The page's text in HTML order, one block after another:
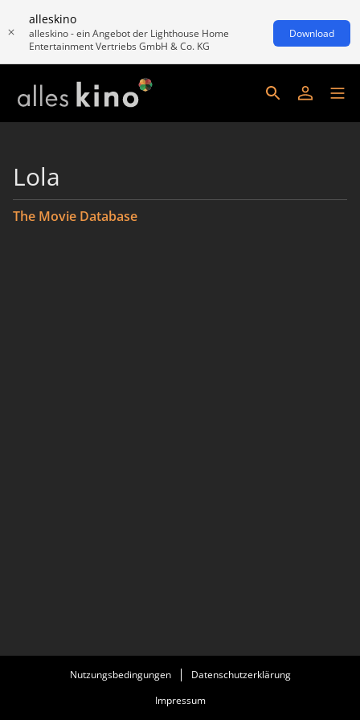
alleskino
alleskino - ein Angebot der Lighthouse Home
Entertainment Vertriebs GmbH & Co. KG
Download
Lola
The Movie Database
Nutzungsbedingungen
Datenschutzerklärung
Impressum